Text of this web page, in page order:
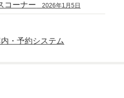
コーナー 2026年1月5日
・予約システム